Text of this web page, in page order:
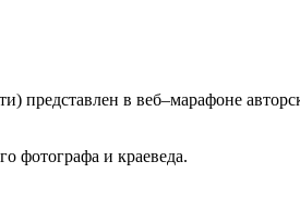
представлен в веб–марафоне
фотографа и краеведа.